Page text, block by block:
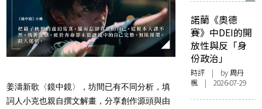
姜濤新歌〈鏡中鏡〉，坊間已有不同分析，填
詞人小克也親自撰文解畫，分享創作源頭與由
諾蘭《奧德
賽》中DEI的開
放性與反「身
份政治」
時評 | by周丹
楓 | 2026-07-29